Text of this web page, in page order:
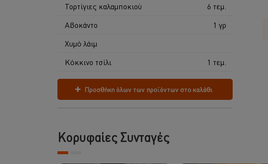
Τορτίγιες καλαμποκιού
6 τεμ.
Αβοκάντο
1 γρ
Χυμό λάιμ
Κόκκινο τσίλι
1 τεμ.
Προσθήκη όλων των προϊόντων στο καλάθι
Κορυφαίες Συνταγές